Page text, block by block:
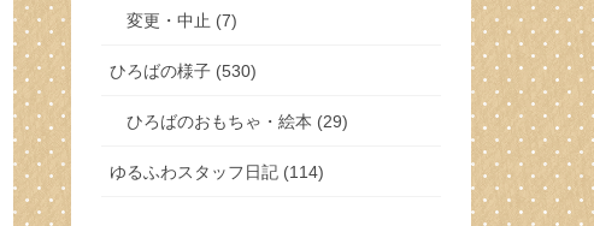
変更・中止 (7)
ひろばの様子 (530)
ひろばのおもちゃ・絵本 (29)
ゆるふわスタッフ日記 (114)